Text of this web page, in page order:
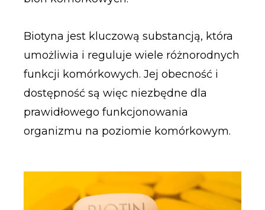
Biotyna jest kluczową substancją, która
umożliwia i reguluje wiele różnorodnych
funkcji komórkowych. Jej obecność i
dostępność są więc niezbędne dla
prawidłowego funkcjonowania
organizmu na poziomie komórkowym.